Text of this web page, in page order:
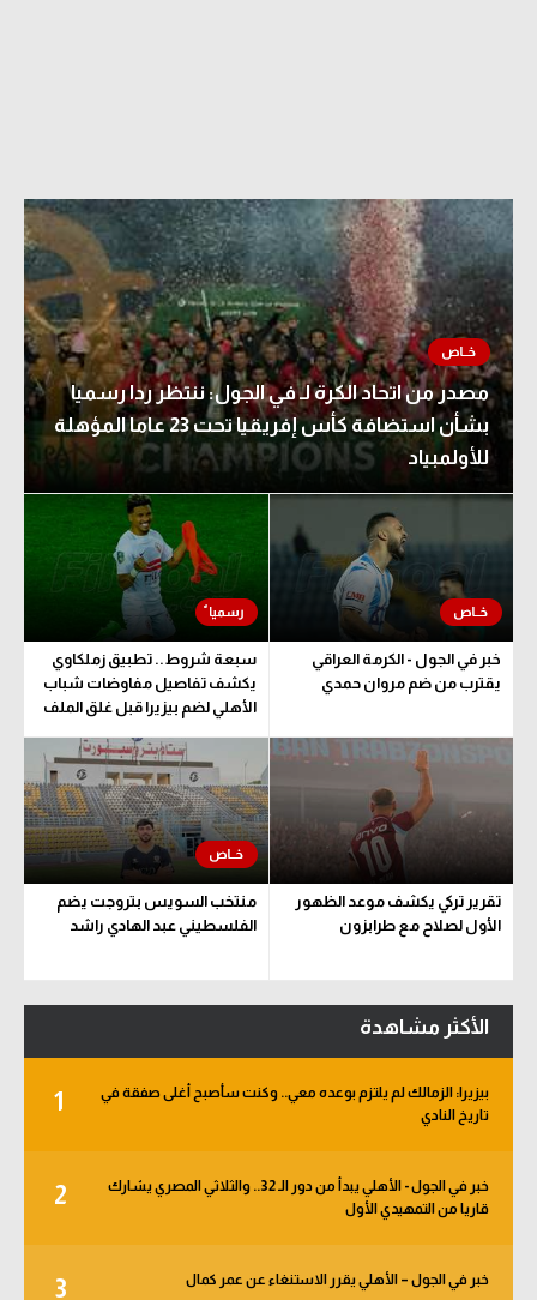
مصدر من اتحاد الكرة لـ في الجول: ننتظر ردا رسميا
بشأن استضافة كأس إفريقيا تحت 23 عاما المؤهلة
للأولمبياد
خبر في الجول - الكرمة العراقي
يقترب من ضم مروان حمدي
سبعة شروط.. تطبيق زملكاوي
يكشف تفاصيل مفاوضات شباب
الأهلي لضم بيزيرا قبل غلق الملف
تقرير تركي يكشف موعد الظهور
الأول لصلاح مع طرابزون
منتخب السويس بتروجت يضم
الفلسطيني عبد الهادي راشد
الأكثر مشاهدة
1
بيزيرا: الزمالك لم يلتزم بوعده معي.. وكنت سأصبح أغلى صفقة في
تاريخ النادي
2
خبر في الجول - الأهلي يبدأ من دور الـ 32.. والثلاثي المصري يشارك
قاريا من التمهيدي الأول
3 خبر في الجول – الأهلي يقرر الاستنغاء عن عمر كمال